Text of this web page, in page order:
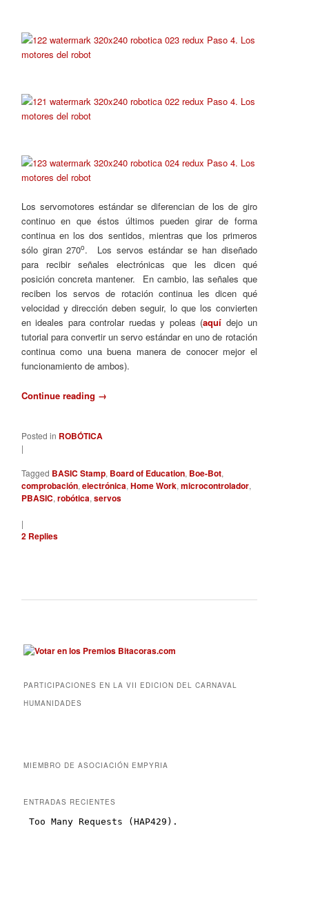
Los servomotores estándar se diferencian de los de giro
continuo en que éstos últimos pueden girar de forma
continua en los dos sentidos, mientras que los primeros
sólo giran 270o. Los servos estándar se han diseñado
para recibir señales electrónicas que les dicen qué
posición concreta mantener. En cambio, las señales que
reciben los servos de rotación continua les dicen qué
velocidad y dirección deben seguir, lo que los convierten
en ideales para controlar ruedas y poleas (aquí dejo un
tutorial para convertir un servo estándar en uno de rotación
continua como una buena manera de conocer mejor el
funcionamiento de ambos).
Continue reading →
Posted in ROBÓTICA
|
Tagged BASIC Stamp, Board of Education, Boe-Bot,
comprobación, electrónica, Home Work, microcontrolador,
PBASIC, robótica, servos
|
2Replies
PARTICIPACIONES EN LA VII EDICION DEL CARNAVAL
HUMANIDADES
MIEMBRO DE ASOCIACIÓN EMPYRIA
ENTRADAS RECIENTES